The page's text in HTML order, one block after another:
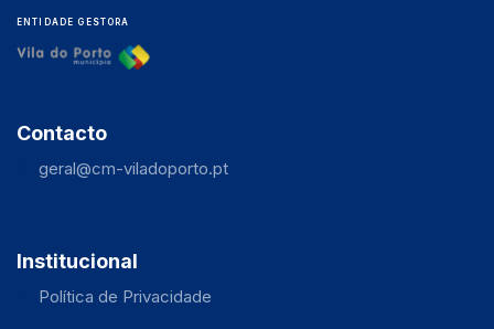
ENTIDADE GESTORA
Contacto
geral@cm-viladoporto.pt
Institucional
Política de Privacidade